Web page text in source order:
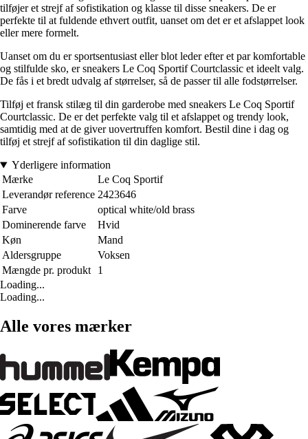
tilføjer et strejf af sofistikation og klasse til disse sneakers. De er
perfekte til at fuldende ethvert outfit, uanset om det er et afslappet look
eller mere formelt.
Uanset om du er sportsentusiast eller blot leder efter et par komfortable
og stilfulde sko, er sneakers Le Coq Sportif Courtclassic et ideelt valg.
De fås i et bredt udvalg af størrelser, så de passer til alle fodstørrelser.
Tilføj et fransk stilæg til din garderobe med sneakers Le Coq Sportif
Courtclassic. De er det perfekte valg til et afslappet og trendy look,
samtidig med at de giver uovertruffen komfort. Bestil dine i dag og
tilføj et strejf af sofistikation til din daglige stil.
Yderligere information
Mærke
Le Coq Sportif
Leverandør reference 2423646
Farve
optical white/old brass
Dominerende farve
Hvid
Køn
Mand
Aldersgruppe
Voksen
Mængde pr. produkt
1
Loading...
Loading...
Alle vores mærker